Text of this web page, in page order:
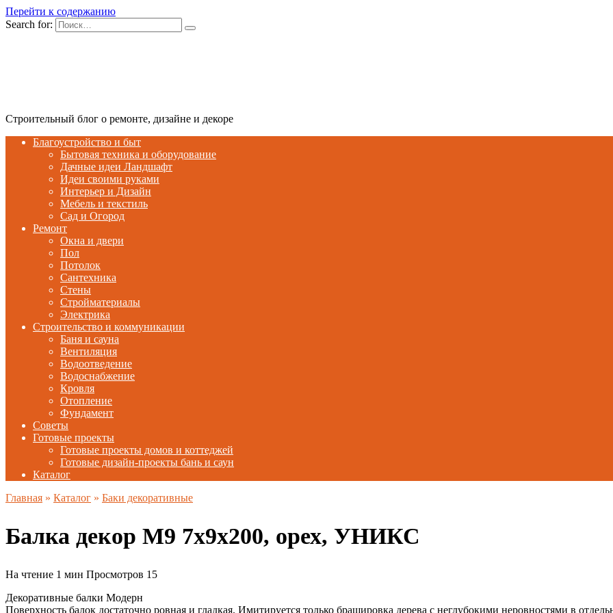
Перейти к содержанию
Search for:
Строительный блог о ремонте, дизайне и декоре
Благоустройство и быт
Бытовая техника и оборудование
Дачные идеи Ландшафт
Идеи своими руками
Интерьер и Дизайн
Мебель и текстиль
Сад и Огород
Ремонт
Окна и двери
Пол
Потолок
Сантехника
Стены
Стройматериалы
Электрика
Строительство и коммуникации
Баня и сауна
Вентиляция
Водоотведение
Водоснабжение
Кровля
Отопление
Фундамент
Советы
Готовые проекты
Готовые проекты домов и коттеджей
Готовые дизайн-проекты бань и саун
Каталог
Главная » Каталог » Баки декоративные
Балка декор М9 7х9х200, орех, УНИКС
На чтение 1 мин Просмотров 15
Декоративные балки Модерн
Поверхность балок достаточно ровная и гладкая. Имитируется только брашировка дерева с неглубокими неровностями в